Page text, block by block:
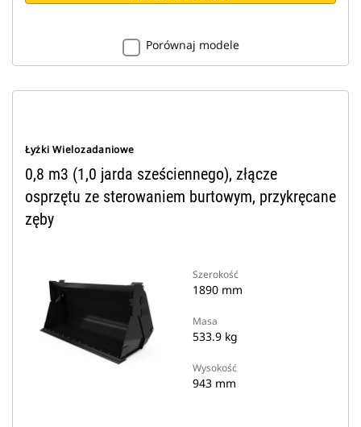
Porównaj modele
Łyżki Wielozadaniowe
0,8 m3 (1,0 jarda sześciennego), złącze
osprzętu ze sterowaniem burtowym, przykręcane
zęby
Szerokość
1890 mm
Masa
533.9 kg
Wysokość
943 mm